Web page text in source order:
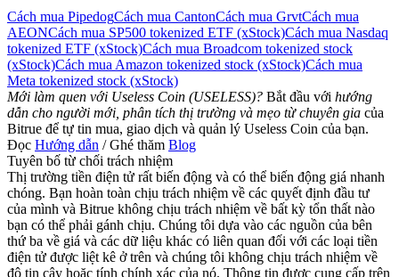
Cách mua PipedogCách mua CantonCách mua GrvtCách mua
AEONCách mua SP500 tokenized ETF (xStock)Cách mua Nasdaq
tokenized ETF (xStock)Cách mua Broadcom tokenized stock
(xStock)Cách mua Amazon tokenized stock (xStock)Cách mua
Meta tokenized stock (xStock)
Mới làm quen với Useless Coin (USELESS)? Bắt đầu với hướng
dẫn cho người mới, phân tích thị trường và mẹo từ chuyên gia của
Bitrue để tự tin mua, giao dịch và quản lý Useless Coin của bạn.
Đọc Hướng dẫn / Ghé thăm Blog
Tuyên bố từ chối trách nhiệm
Thị trường tiền điện tử rất biến động và có thể biến động giá nhanh
chóng. Bạn hoàn toàn chịu trách nhiệm về các quyết định đầu tư
của mình và Bitrue không chịu trách nhiệm về bất kỳ tổn thất nào
bạn có thể phải gánh chịu. Chúng tôi dựa vào các nguồn của bên
thứ ba về giá và các dữ liệu khác có liên quan đối với các loại tiền
điện tử được liệt kê ở trên và chúng tôi không chịu trách nhiệm về
độ tin cậy hoặc tính chính xác của nó. Thông tin được cung cấp trên